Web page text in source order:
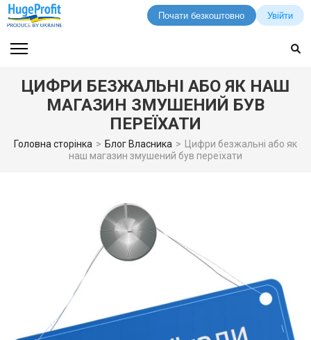
Почати безкоштовно Увійти
до
(натисніть
ЦИФРИ БЕЗЖАЛЬНІ АБО ЯК НАШ
МАГАЗИН ЗМУШЕНИЙ БУВ
ПЕРЕЇХАТИ
Головна сторінка > Блог Власника > Цифри безжальні або як
наш магазин змушений був переїхати